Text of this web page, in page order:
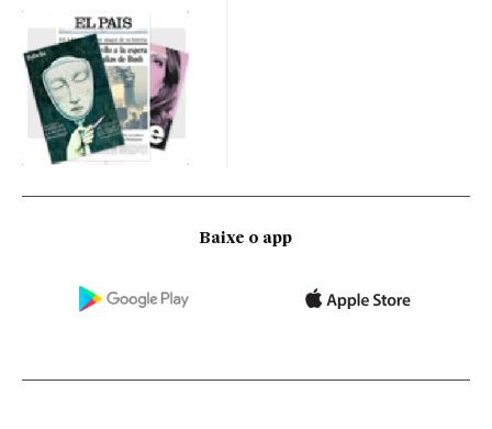
Baixe o app